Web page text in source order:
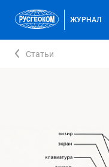
ЖУРНАЛ
Статьи